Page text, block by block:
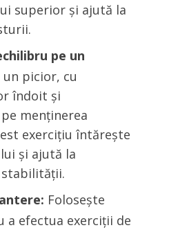
superior și ajută la
pe un
un picior, cu
îndoit și
menținerea
exercițiu întărește
și ajută la
Folosește
a efectua exerciții de